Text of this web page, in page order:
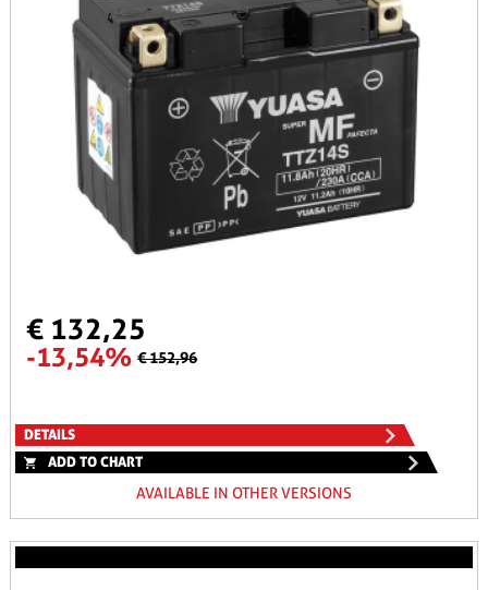
€ 132,25
-13,54% € 152,96
DETAILS
ADD TO CHART
AVAILABLE IN OTHER VERSIONS